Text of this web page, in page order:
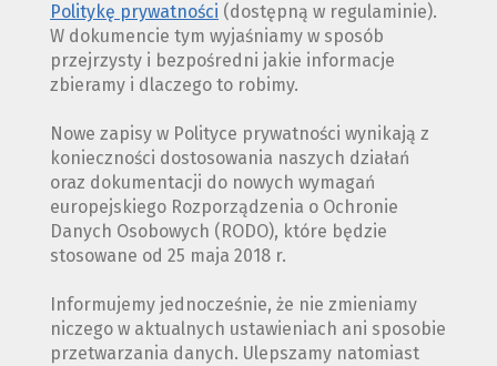
Politykę prywatności (dostępną w regulaminie).
W dokumencie tym wyjaśniamy w sposób
przejrzysty i bezpośredni jakie informacje
zbieramy i dlaczego to robimy.
Nowe zapisy w Polityce prywatności wynikają z
konieczności dostosowania naszych działań
oraz dokumentacji do nowych wymagań
europejskiego Rozporządzenia o Ochronie
Danych Osobowych (RODO), które będzie
stosowane od 25 maja 2018 r.
Informujemy jednocześnie, że nie zmieniamy
niczego w aktualnych ustawieniach ani sposobie
przetwarzania danych. Ulepszamy natomiast